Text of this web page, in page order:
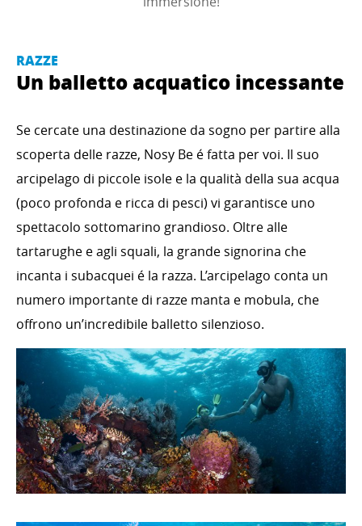
RAZZE
Un balletto acquatico incessante
Se cercate una destinazione da sogno per partire alla
scoperta delle razze, Nosy Be é fatta per voi. Il suo
arcipelago di piccole isole e la qualità della sua acqua
(poco profonda e ricca di pesci) vi garantisce uno
spettacolo sottomarino grandioso. Oltre alle
tartarughe e agli squali, la grande signorina che
incanta i subacquei é la razza. L’arcipelago conta un
numero importante di razze manta e mobula, che
offrono un’incredibile balletto silenzioso.